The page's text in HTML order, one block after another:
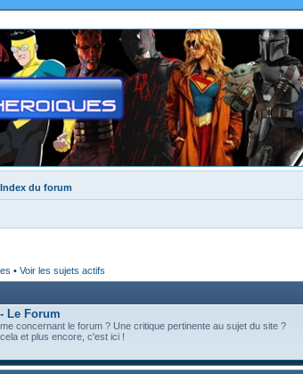
Index du forum
• Voir les sujets actifs
Le Forum
concernant le forum ? Une critique pertinente au sujet du site ?
et plus encore, c'est ici !